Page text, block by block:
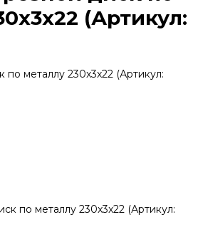
(Артикул:
металлу 230x3x22 (Артикул: